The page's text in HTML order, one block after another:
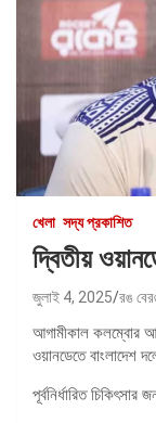
খেলা সদ্য প্রকাশিত
দ্বিতীয়
জুলাই 4, 2025 রঙ
আগামীকাল কলম্বোর আর
ওয়ানডেতে বাংলাদেশ
পূর্বনির্ধারিত